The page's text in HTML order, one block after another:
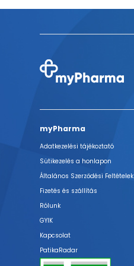
myPharma
Adatkezelési tájékoztató
Sütikezelés a honlapon
Általános Szerződési Feltételek
Fizetés és szállítás
Rólunk
GYIK
Kapcsolat
PatikaRadar